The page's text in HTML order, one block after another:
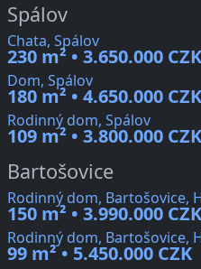
Spálov
Chata, Spálov
230 m² • 3.650.000 CZK
Dom, Spálov
180 m² • 4.650.000 CZK
Rodinný dom, Spálov
109 m² • 3.800.000 CZK
Bartošovice
Rodinný dom, Bartošovice,
150 m² • 3.990.000 CZK
Rodinný dom, Bartošovice,
99 m² • 5.450.000 CZK